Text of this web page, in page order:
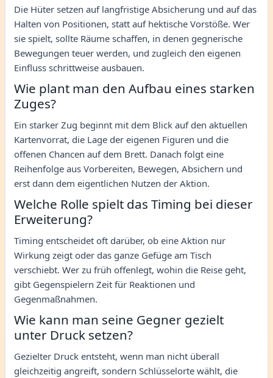
Die Hüter setzen auf langfristige Absicherung und auf das
Halten von Positionen, statt auf hektische Vorstöße. Wer
sie spielt, sollte Räume schaffen, in denen gegnerische
Bewegungen teuer werden, und zugleich den eigenen
Einfluss schrittweise ausbauen.
Wie plant man den Aufbau eines starken
Zuges?
Ein starker Zug beginnt mit dem Blick auf den aktuellen
Kartenvorrat, die Lage der eigenen Figuren und die
offenen Chancen auf dem Brett. Danach folgt eine
Reihenfolge aus Vorbereiten, Bewegen, Absichern und
erst dann dem eigentlichen Nutzen der Aktion.
Welche Rolle spielt das Timing bei dieser
Erweiterung?
Timing entscheidet oft darüber, ob eine Aktion nur
Wirkung zeigt oder das ganze Gefüge am Tisch
verschiebt. Wer zu früh offenlegt, wohin die Reise geht,
gibt Gegenspielern Zeit für Reaktionen und
Gegenmaßnahmen.
Wie kann man seine Gegner gezielt
unter Druck setzen?
Gezielter Druck entsteht, wenn man nicht überall
gleichzeitig angreift, sondern Schlüsselorte wählt, die